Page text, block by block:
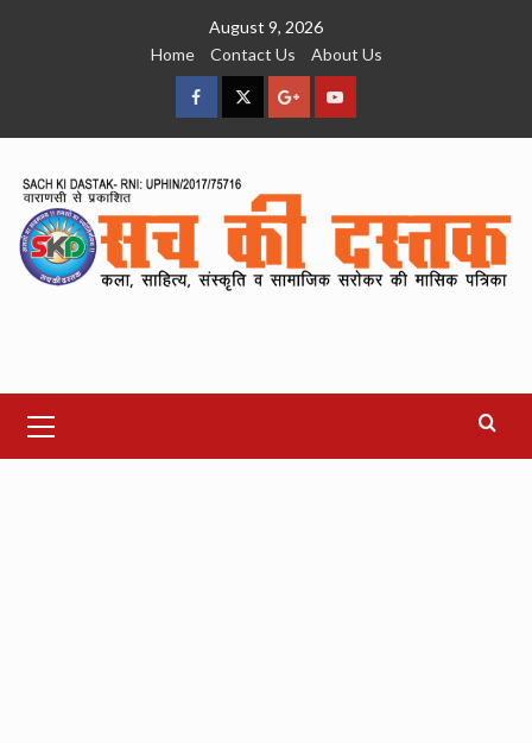
August 9, 2026
Home
Contact Us About Us
facebookTwitterGoogleYouTube
Menu